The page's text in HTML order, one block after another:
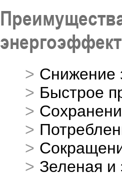
Снижение
Быстрое
Зеленая и